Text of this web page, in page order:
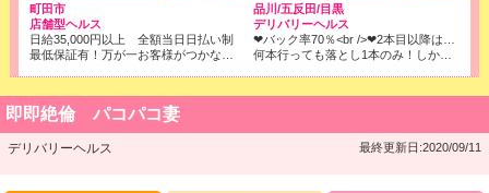
町田市
店舗型ヘルス
日給35,000円以上 全額当日日払い制
品川/五反田/目黒
デリバリーヘルス
即即絶倫 パコパコ妻
デリバリーヘルス 最終更新日:2020/09/11